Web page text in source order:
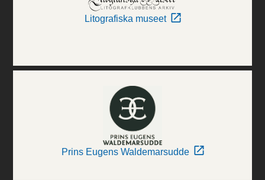
Litografiska museet
Prins Eugens Waldemarsudde